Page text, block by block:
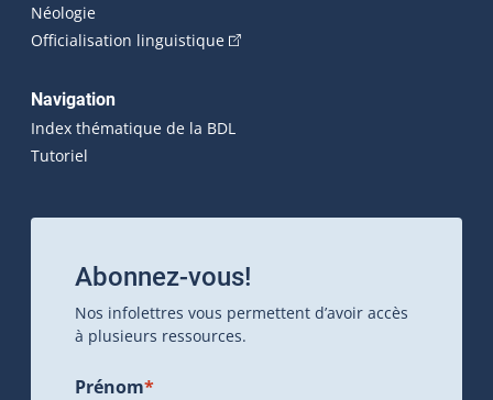
Néologie
Officialisation linguistique(Cet hyperlien externe s'ouvrira
Navigation
Index thématique de la BDL
Tutoriel
Abonnez-vous!
Nos infolettres vous permettent d’avoir accès
à plusieurs ressources.
Prénom*